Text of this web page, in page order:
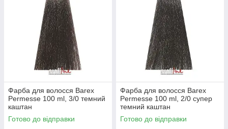
Фарба для волосся Barex
Permesse 100 ml, 3/0 темний
каштан
Готово до відправки
Фарба для волосся Barex
Permesse 100 ml, 2/0 супер
темний каштан
Готово до відправки